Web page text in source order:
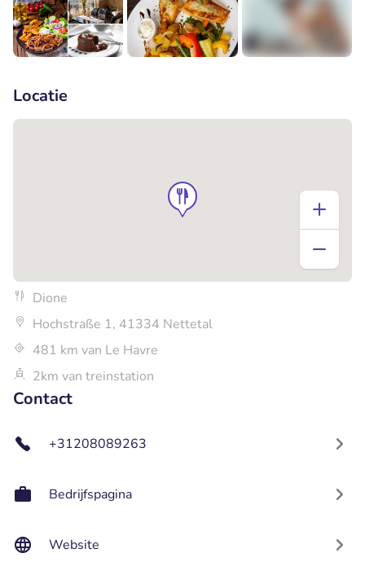
Locatie
Dione
Hochstraße 1, 41334 Nettetal
481 km van Le Havre
2km van treinstation
Contact
+31208089263
Bedrijfspagina
Website